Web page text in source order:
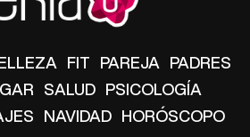
FIT PAREJA PADRES
SALUD PSICOLOGÍA
NAVIDAD HORÓSCOPO